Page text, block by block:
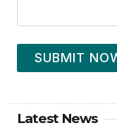
SUBMIT
Latest News